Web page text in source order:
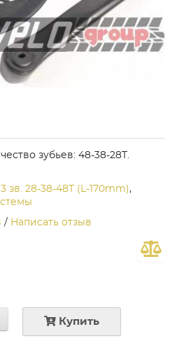
зубьев: 48-38-28Т.
зв. 28-38-48Т (L-170mm),
/ Написать отзыв
Купить